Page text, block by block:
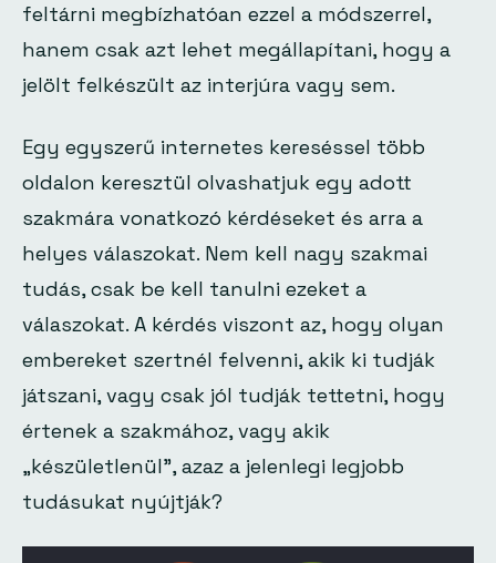
feltárni megbízhatóan ezzel a módszerrel,
hanem csak azt lehet megállapítani, hogy a
jelölt felkészült az interjúra vagy sem.
Egy egyszerű internetes kereséssel több
oldalon keresztül olvashatjuk egy adott
szakmára vonatkozó kérdéseket és arra a
helyes válaszokat. Nem kell nagy szakmai
tudás, csak be kell tanulni ezeket a
válaszokat. A kérdés viszont az, hogy olyan
embereket szertnél felvenni, akik ki tudják
játszani, vagy csak jól tudják tettetni, hogy
értenek a szakmához, vagy akik
„készületlenül”, azaz a jelenlegi legjobb
tudásukat nyújtják?